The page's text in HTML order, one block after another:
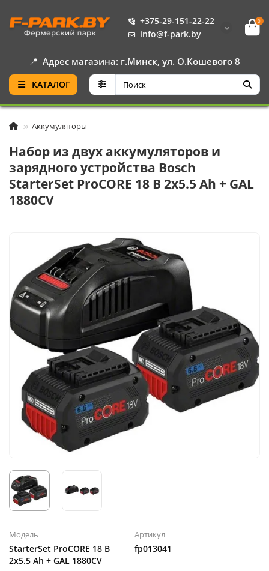
+375-29-151-22-22
info@f-park.by
0
📍 Адрес магазина: г.Минск, ул. О.Кошевого 8
КАТАЛОГ
Аккумуляторы
Набор из двух аккумуляторов и
зарядного устройства Bosch
StarterSet ProCORE 18 В 2х5.5 Ah + GAL
1880CV
Модель
StarterSet ProCORE 18 В
2х5.5 Ah + GAL 1880CV
Артикул
fp013041